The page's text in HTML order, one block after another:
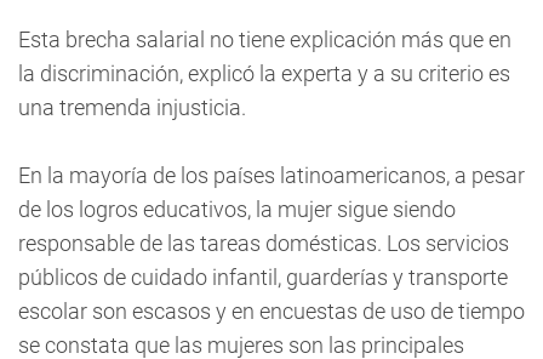
Esta brecha salarial no tiene explicación más que en
la discriminación, explicó la experta y a su criterio es
una tremenda injusticia.
En la mayoría de los países latinoamericanos, a pesar
de los logros educativos, la mujer sigue siendo
responsable de las tareas domésticas. Los servicios
públicos de cuidado infantil, guarderías y transporte
escolar son escasos y en encuestas de uso de tiempo
se constata que las mujeres son las principales